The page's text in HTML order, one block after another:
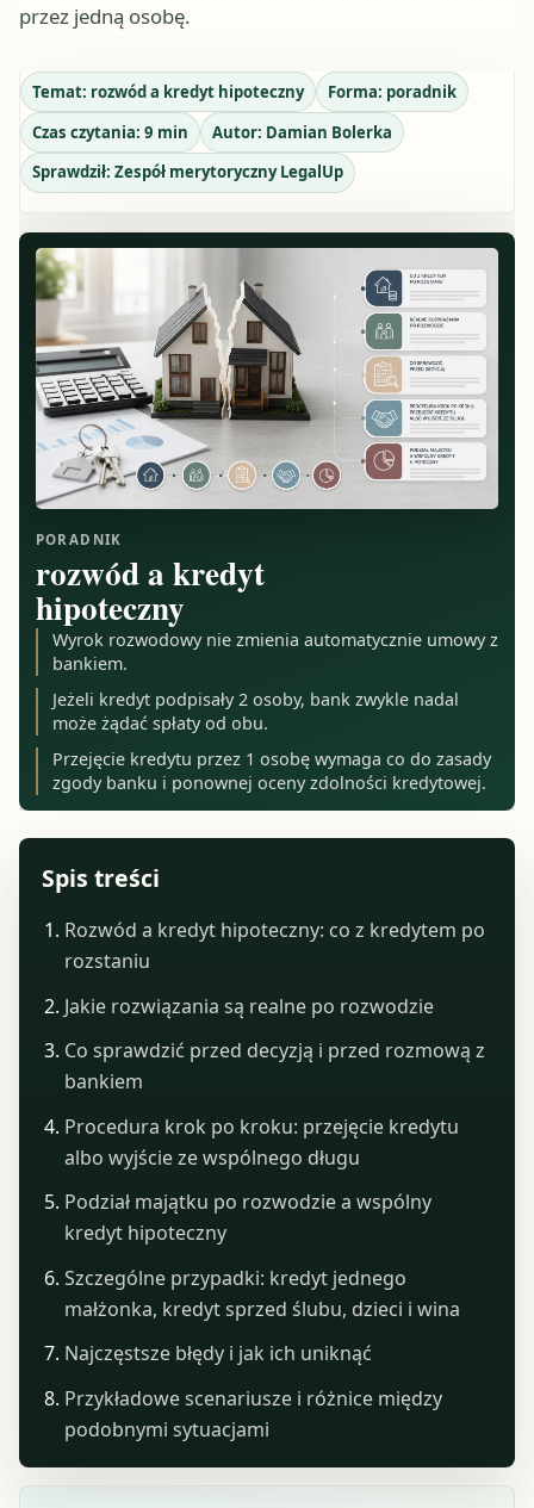
przez jedną osobę.
Temat: rozwód a kredyt hipoteczny Forma: poradnik
Czas czytania: 9 min Autor: Damian Bolerka
Sprawdził: Zespół merytoryczny LegalUp
PORADNIK
rozwód a kredyt
hipoteczny
Wyrok rozwodowy nie zmienia automatycznie umowy z
bankiem.
Jeżeli kredyt podpisały 2 osoby, bank zwykle nadal
może żądać spłaty od obu.
Przejęcie kredytu przez 1 osobę wymaga co do zasady
zgody banku i ponownej oceny zdolności kredytowej.
Spis treści
Rozwód a kredyt hipoteczny: co z kredytem po
rozstaniu
Jakie rozwiązania są realne po rozwodzie
Co sprawdzić przed decyzją i przed rozmową z
bankiem
Procedura krok po kroku: przejęcie kredytu
albo wyjście ze wspólnego długu
Podział majątku po rozwodzie a wspólny
kredyt hipoteczny
Szczególne przypadki: kredyt jednego
małżonka, kredyt sprzed ślubu, dzieci i wina
Najczęstsze błędy i jak ich uniknąć
Przykładowe scenariusze i różnice między
podobnymi sytuacjami